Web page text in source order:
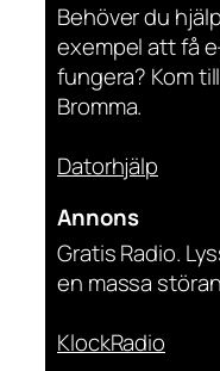
Behöver du
exempel att få
fungera? Kom
Bromma.
Datorhjälp
Annons
Gratis Radio.
en massa
KlockRadio